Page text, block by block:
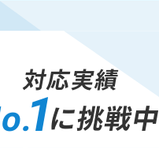
対応実績
1に挑戦中